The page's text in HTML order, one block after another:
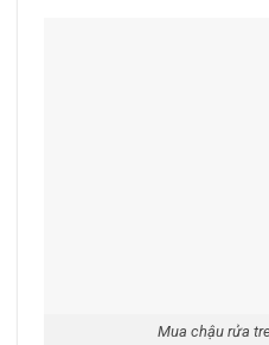
Mua chậu rửa